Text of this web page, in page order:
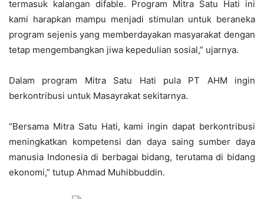
termasuk kalangan difable. Program Mitra Satu Hati ini
kami harapkan mampu menjadi stimulan untuk beraneka
program sejenis yang memberdayakan masyarakat dengan
tetap mengembangkan jiwa kepedulian sosial,” ujarnya.
Dalam program Mitra Satu Hati pula PT AHM ingin
berkontribusi untuk Masayrakat sekitarnya.
“Bersama Mitra Satu Hati, kami ingin dapat berkontribusi
meningkatkan kompetensi dan daya saing sumber daya
manusia Indonesia di berbagai bidang, terutama di bidang
ekonomi,” tutup Ahmad Muhibbuddin.